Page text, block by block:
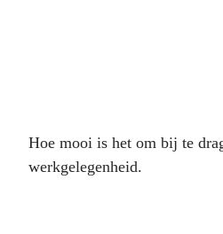
Hoe mooi is het om bij te
werkgelegenheid.